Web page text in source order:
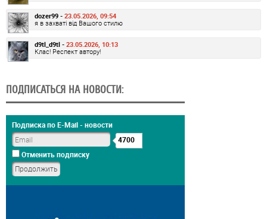
dozer99 - 23.05.2026, 09:54
я в захваті від Вашого стилю
d9tl_d9tl - 23.05.2026, 10:13
Клас! Респект автору!
ПОДПИСАТЬСЯ НА НОВОСТИ:
Подписка по E-Mail - новости
4700
Отменить подписку